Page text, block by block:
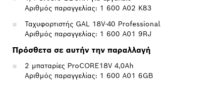
Αριθμός παραγγελίας: 1 600 A02 K83
Ταχυφορτιστής GAL 18V-40 Professional
Αριθμός παραγγελίας: 1 600 A01 9RJ
Πρόσθετα σε αυτήν την παραλλαγή
2 μπαταρίες ProCORE18V 4,0Ah
Αριθμός παραγγελίας: 1 600 A01 6GB